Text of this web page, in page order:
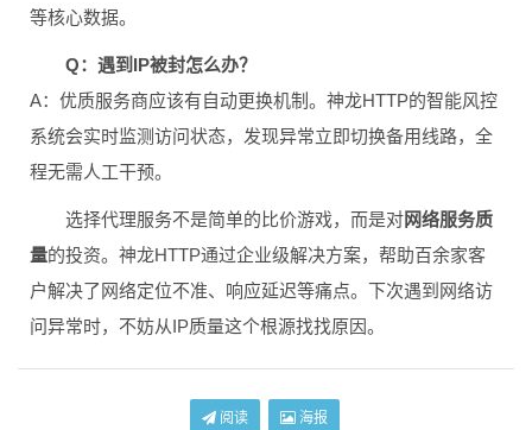
等核心数据。
Q：遇到IP被封怎么办？
A：优质服务商应该有自动更换机制。神龙HTTP的智能风控
系统会实时监测访问状态，发现异常立即切换备用线路，全
程无需人工干预。
选择代理服务不是简单的比价游戏，而是对网络服务质
量的投资。神龙HTTP通过企业级解决方案，帮助百余家客
户解决了网络定位不准、响应延迟等痛点。下次遇到网络访
问异常时，不妨从IP质量这个根源找找原因。
阅读 海报